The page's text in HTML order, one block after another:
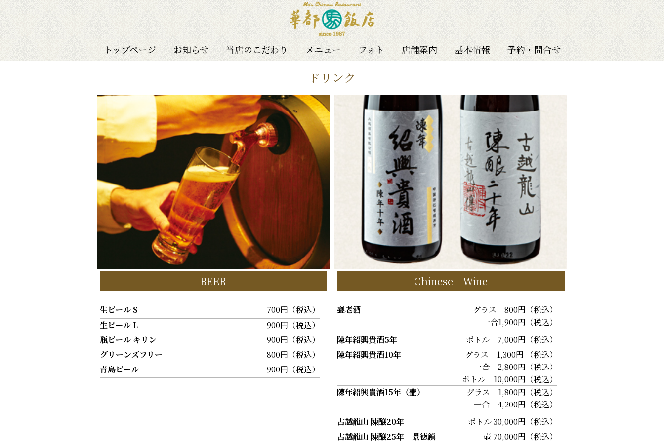
トップページ お知らせ 当店のこだわり メニュー フォト 店舗案内 基本情報 予約・問合せ
ドリンク
BEER
生ビール S
700円（税込）
生ビール L
900円（税込）
瓶ビール キリン
900円（税込）
グリーンズフリー
800円（税込）
青島ビール
900円（税込）
Chinese Wine
甕老酒
グラス 800円（税込）
一合1,900円（税込）
陳年紹興貴酒5年
ボトル 7,000円（税込）
陳年紹興貴酒10年
グラス 1,300円 （税込）
一合 2,800円（税込）
ボトル 10,000円（税込）
陳年紹興貴酒15年（壷）
グラス 1,800円（税込）
一合 4,200円（税込）
古越龍山 陳醸20年
ボトル 30,000円（税込）
古越龍山 陳醸25年 景徳鎮
壺 70,000円（税込）